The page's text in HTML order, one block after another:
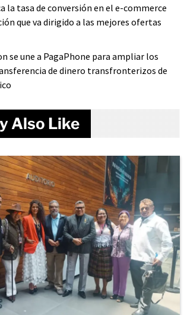
la tasa de conversión en el e-commerce
que va dirigido a las mejores ofertas
se une a PagaPhone para ampliar los
de dinero transfronterizos de
Also Like